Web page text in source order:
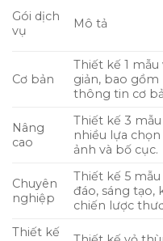
Gói dịch
vụ
Mô tả
Cơ bản
Thiết kế 1
giản, bao gồm
thông tin cơ
Nâng
cao
Thiết kế 3
nhiều lựa
ảnh và bố cục.
Chuyên
nghiệp
Thiết kế 5
đáo, sáng tạo,
chiến lược
Thiết kế